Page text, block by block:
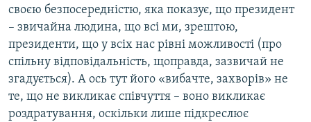
своєю безпосередністю, яка показує, що президент
– звичайна людина, що всі ми, зрештою,
президенти, що у всіх нас рівні можливості (про
спільну відповідальність, щоправда, зазвичай не
згадується). А ось тут його «вибачте, захворів» не
те, що не викликає співчуття – воно викликає
роздратування, оскільки лише підкреслює